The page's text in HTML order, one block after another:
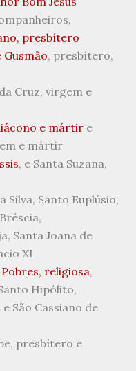
presbítero
Gusmão, presbítero,
Cruz, virgem e
e mártire
e mártir
, e Santa Suzana,
Silva, Santo Euplúsio,
Santa Joana de
XI
religiosa,
Hipólito,
São Cassiano de
presbítero e